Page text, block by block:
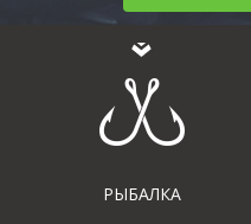
РЫБАЛКА